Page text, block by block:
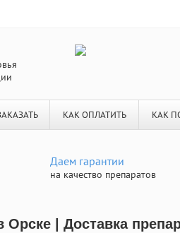
КАК ОПЛАТИТЬ КАК
Даем гарантии
на качество препаратов
Орске | Доставка